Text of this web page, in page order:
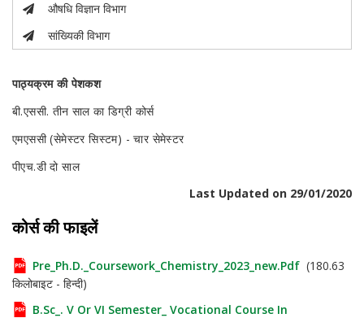
औषधि विज्ञान विभाग
सांख्यिकी विभाग
पाठ्यक्रम की पेशकश
बी.एससी. तीन साल का डिग्री कोर्स
एमएससी (सेमेस्टर सिस्टम) - चार सेमेस्टर
पीएच.डी दो साल
Last Updated on 29/01/2020
कोर्स की फाइलें
Pre_Ph.D._Coursework_Chemistry_2023_new.pdf (180.63
किलोबाइट - हिन्दी)
B.Sc_. V Or VI Semester_ Vocational Course In